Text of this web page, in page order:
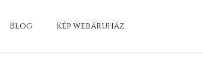
Blog Kép webáruház